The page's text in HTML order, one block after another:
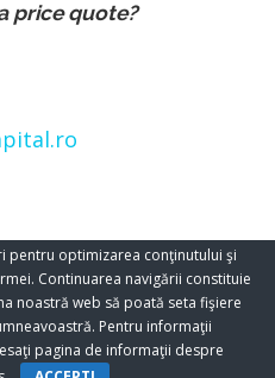
price quote?
Design by Bitorder
pentru optimizarea conţinutului şi
Continuarea navigării constituie
noastră web să poată seta fişiere
Pentru informaţii
pagina de informaţii despre